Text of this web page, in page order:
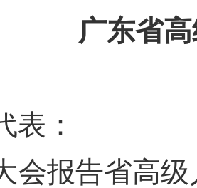
广东省
表：
会报告省高